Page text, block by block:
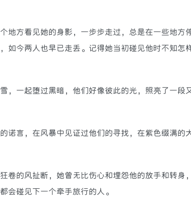
方看见她的身影，一步步走过，总是在一些地方
如今两人也早已走丢。记得她当初碰见他时不知怎
一起堕过黑暗，他们好像彼此的光，照亮了一段
言，在风暴中见证过他们的寻找，在紫色缀满的
的风扯断，她曾无比伤心和埋怨他的放手和转身，
会碰见下一个牵手旅行的人。